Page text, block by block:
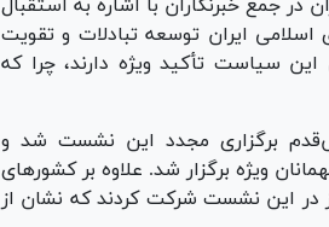
جمع خبرنگاران با اشاره به استقبال
ایران توسعه تبادلات و تقویت
سیاست تأکید ویژه دارند، چرا که
ایران پیش‌قدم برگزاری مجدد این نشست شد و
ویژه برگزار شد. علاوه بر کشور‌های
در این نشست شرکت کردند که نشان از